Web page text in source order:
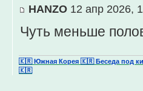
HANZO 12 апр 2026,
Чуть меньше
🇰🇷 Южная Корея 🇰🇷 Беседа под
🇰🇷